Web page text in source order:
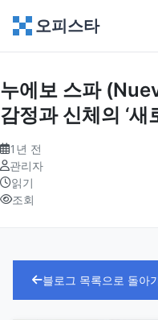
오피스타
누에보 스파
감정과 신체의 ‘새
1년 전
관리자
읽기
조회
블로그 목록으로 돌아